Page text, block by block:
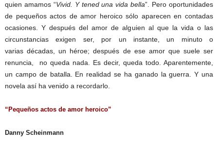
quien amamos “Vivid. Y tened una vida bella”. Pero oportunidades
de pequeños actos de amor heroico sólo aparecen en contadas
ocasiones. Y después del amor de alguien al que la vida o las
circunstancias exigen ser, por un instante, un minuto o
varias décadas, un héroe; después de ese amor que suele ser
renuncia, no queda nada. Es decir, queda todo. Aparentemente,
un campo de batalla. En realidad se ha ganado la guerra. Y una
novela así ha venido a recordarlo.
“Pequeños actos de amor heroico”
Danny Scheinmann